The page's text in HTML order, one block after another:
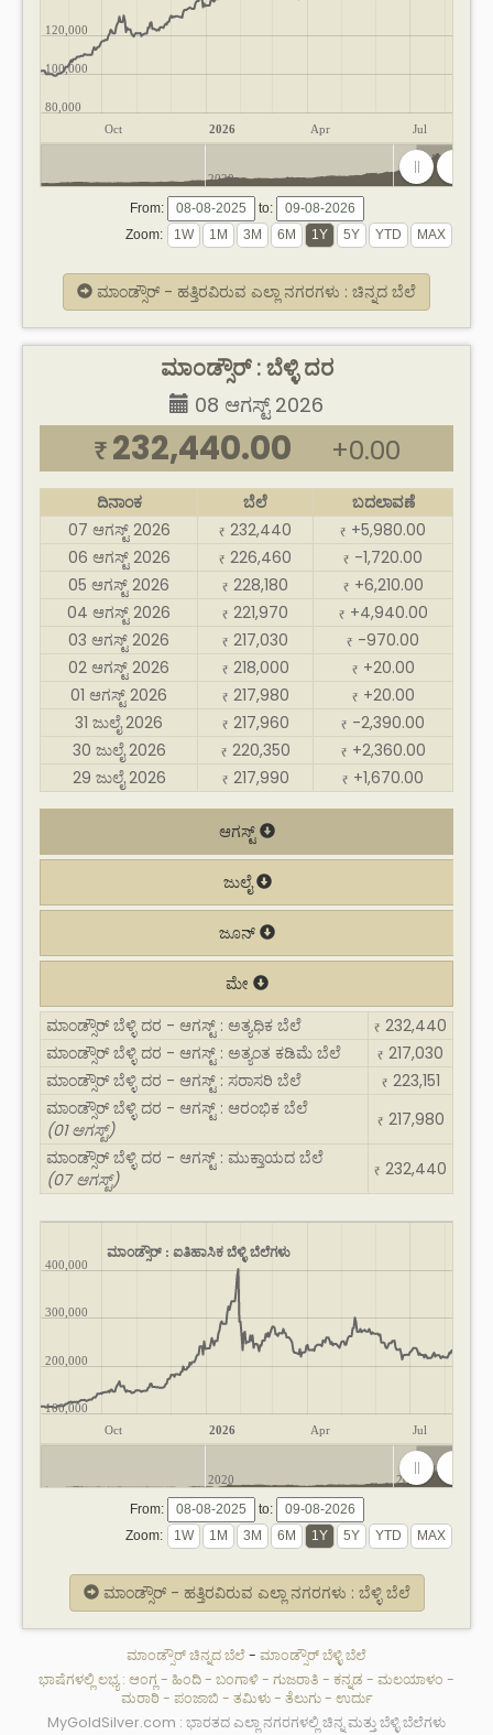
Oct 2026 Apr Jul
80,000
100,000
120,000
2020 2025
From:
to:
Zoom:
ಮಾಂಡ್ಸೌರ್ - ಹತ್ತಿರವಿರುವ ಎಲ್ಲಾ ನಗರಗಳು : ಚಿನ್ನದ ಬೆಲೆ
ಮಾಂಡ್ಸೌರ್ : ಬೆಳ್ಳಿ ದರ
08 ಆಗಸ್ಟ್ 2026
₹ 232,440.00 +0.00
ದಿನಾಂಕ ಬೆಲೆ
ಬದಲಾವಣೆ
07 ಆಗಸ್ಟ್ 2026
₹ 232,440 ₹ +5,980.00
06 ಆಗಸ್ಟ್ 2026
₹ 226,460 ₹ -1,720.00
05 ಆಗಸ್ಟ್ 2026
₹ 228,180 ₹ +6,210.00
04 ಆಗಸ್ಟ್ 2026
₹ 221,970 ₹ +4,940.00
03 ಆಗಸ್ಟ್ 2026
₹ 217,030 ₹ -970.00
02 ಆಗಸ್ಟ್ 2026
₹ 218,000 ₹ +20.00
01 ಆಗಸ್ಟ್ 2026
₹ 217,980 ₹ +20.00
31 ಜುಲೈ 2026
₹ 217,960 ₹ -2,390.00
30 ಜುಲೈ 2026
₹ 220,350 ₹ +2,360.00
29 ಜುಲೈ 2026
₹ 217,990 ₹ +1,670.00
ಆಗಸ್ಟ್
ಜುಲೈ
ಜೂನ್
ಮೇ
ಮಾಂಡ್ಸೌರ್ ಬೆಳ್ಳಿ ದರ - ಆಗಸ್ಟ್ : ಅತ್ಯಧಿಕ ಬೆಲೆ
₹ 232,440
ಮಾಂಡ್ಸೌರ್ ಬೆಳ್ಳಿ ದರ - ಆಗಸ್ಟ್ : ಅತ್ಯಂತ ಕಡಿಮೆ ಬೆಲೆ
₹ 217,030
ಮಾಂಡ್ಸೌರ್ ಬೆಳ್ಳಿ ದರ - ಆಗಸ್ಟ್ : ಸರಾಸರಿ ಬೆಲೆ
₹ 223,151
ಮಾಂಡ್ಸೌರ್ ಬೆಳ್ಳಿ ದರ - ಆಗಸ್ಟ್ : ಆರಂಭಿಕ ಬೆಲೆ
(01 ಆಗಸ್ಟ್)
₹ 217,980
ಮಾಂಡ್ಸೌರ್ ಬೆಳ್ಳಿ ದರ - ಆಗಸ್ಟ್ : ಮುಕ್ತಾಯದ ಬೆಲೆ
(07 ಆಗಸ್ಟ್)
₹ 232,440
ಮಾಂಡ್ಸೌರ್ : ಐತಿಹಾಸಿಕ ಬೆಳ್ಳಿ ಬೆಲೆಗಳು
Oct 2026 Apr Jul
100,000
200,000
300,000
400,000
2020 2025
From:
to:
Zoom:
ಮಾಂಡ್ಸೌರ್ - ಹತ್ತಿರವಿರುವ ಎಲ್ಲಾ ನಗರಗಳು : ಬೆಳ್ಳಿ ಬೆಲೆ
ಮಾಂಡ್ಸೌರ್ ಚಿನ್ನದ ಬೆಲೆ- ಮಾಂಡ್ಸೌರ್ ಬೆಳ್ಳಿ ಬೆಲೆ
ಭಾಷೆಗಳಲ್ಲಿ ಲಭ್ಯ : ಆಂಗ್ಲ - ಹಿಂದಿ- ಬಂಗಾಳಿ- ಗುಜರಾತಿ - ಕನ್ನಡ - ಮಲಯಾಳಂ -
ಮರಾಠಿ- ಪಂಜಾಬಿ - ತಮಿಳು- ತೆಲುಗು- ಉರ್ದು
MyGoldSilver.com : ಭಾರತದ ಎಲ್ಲಾ ನಗರಗಳಲ್ಲಿ ಚಿನ್ನ ಮತ್ತು ಬೆಳ್ಳಿ ಬೆಲೆಗಳು